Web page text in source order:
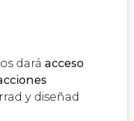
dará acceso
y diseñad